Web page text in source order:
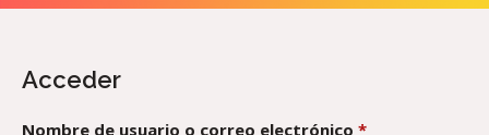
Acceder
Nombre de usuario o correo electrónico*Obligatorio